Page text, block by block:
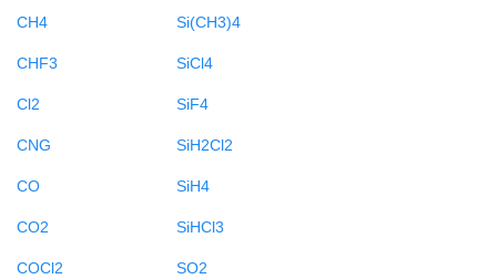
CH4
CHF3
Cl2
CNG
CO
CO2
COCl2
Si(CH3)4
SiCl4
SiF4
SiH2Cl2
SiH4
SiHCl3
SO2